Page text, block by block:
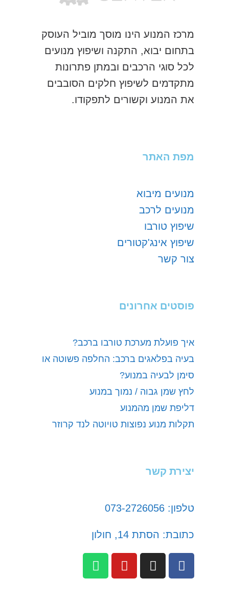
מרכז המנוע הינו מוסך מוביל העוסק
בתחום יבוא, התקנה ושיפוץ מנועים
לכל סוגי הרכבים ובמתן פתרונות
מתקדמים לשיפוץ חלקים הסובבים
את המנוע וקשורים לתפקודו.
מפת האתר
מנועים מיבוא
מנועים לרכב
שיפוץ טורבו
שיפוץ אינג'קטורים
צור קשר
פוסטים אחרונים
איך פועלת מערכת טורבו ברכב?
בעיה בפלאגים ברכב: החלפה פשוטה או
סימן לבעיה במנוע?
לחץ שמן גבוה / נמוך במנוע
דליפת שמן מהמנוע
תקלות מנוע נפוצות טויוטה לנד קרוזר
יצירת קשר
טלפון: 073-2726056
כתובת: הסתת 14, חולון